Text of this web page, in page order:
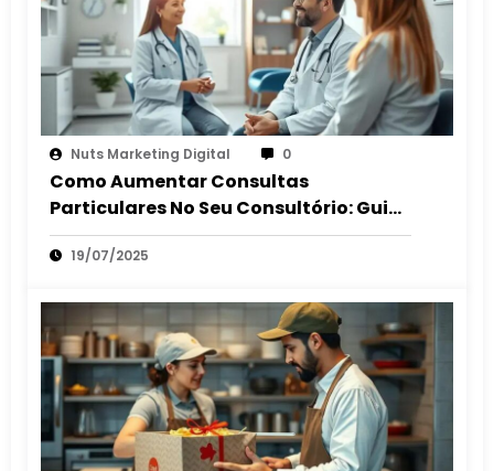
Nuts Marketing Digital 0
Como Aumentar Consultas
Particulares No Seu Consultório: Guia
2025
19/07/2025